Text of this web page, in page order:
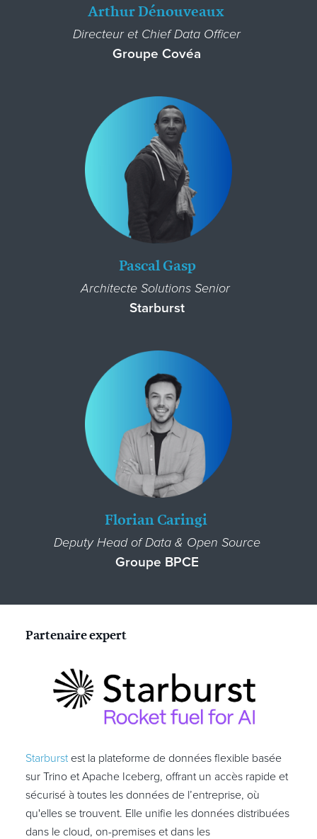
Arthur Dénouveaux
Directeur et Chief Data Officer
Groupe Covéa
Pascal Gasp
Architecte Solutions Senior
Starburst
Florian Caringi
Deputy Head of Data & Open Source
Groupe BPCE
Partenaire expert
Starburst est la plateforme de données flexible basée
sur Trino et Apache Iceberg, offrant un accès rapide et
sécurisé à toutes les données de l’entreprise, où
qu'elles se trouvent. Elle unifie les données distribuées
dans le cloud, on-premises et dans les